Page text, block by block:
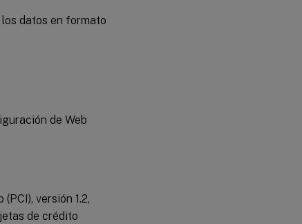
datos en formato
de Web
versión 1.2,
de crédito